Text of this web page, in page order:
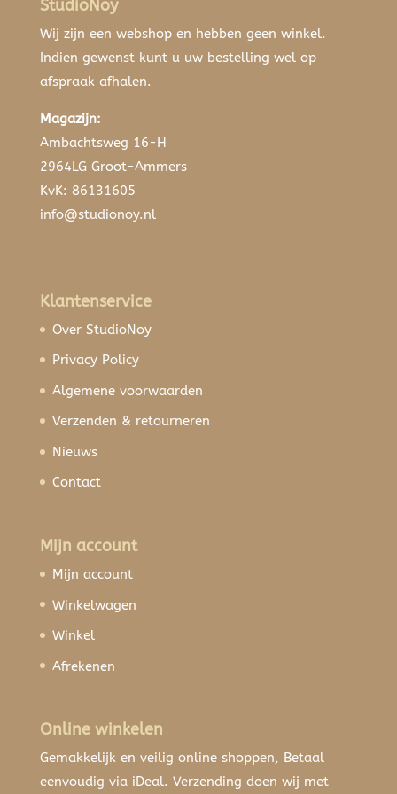
StudioNoy
Wij zijn een webshop en hebben geen winkel.
Indien gewenst kunt u uw bestelling wel op
afspraak afhalen.
Magazijn:
Ambachtsweg 16-H
2964LG Groot-Ammers
KvK: 86131605
info@studionoy.nl
Klantenservice
Over StudioNoy
Privacy Policy
Algemene voorwaarden
Verzenden & retourneren
Nieuws
Contact
Mijn account
Mijn account
Winkelwagen
Winkel
Afrekenen
Online winkelen
Gemakkelijk en veilig online shoppen, Betaal
eenvoudig via iDeal. Verzending doen wij met